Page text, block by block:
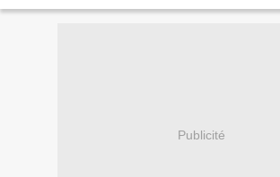
Publicité